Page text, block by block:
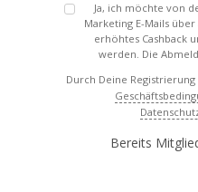
Ja, ich möchte von
Marketing E-Mails
erhöhtes Cashback
werden. Die
Durch Deine
Bereits